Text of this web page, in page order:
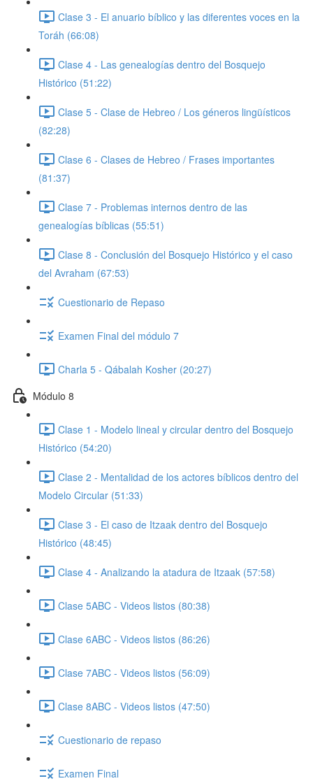
Clase 3 - El anuario bíblico y las diferentes voces en la
Toráh (66:08)
Clase 4 - Las genealogías dentro del Bosquejo
Histórico (51:22)
Clase 5 - Clase de Hebreo / Los géneros lingüísticos
(82:28)
Clase 6 - Clases de Hebreo / Frases importantes
(81:37)
Clase 7 - Problemas internos dentro de las
genealogías bíblicas (55:51)
Clase 8 - Conclusión del Bosquejo Histórico y el caso
del Avraham (67:53)
Cuestionario de Repaso
Examen Final del módulo 7
Charla 5 - Qábalah Kosher (20:27)
Módulo 8
Clase 1 - Modelo lineal y circular dentro del Bosquejo
Histórico (54:20)
Clase 2 - Mentalidad de los actores bíblicos dentro del
Modelo Circular (51:33)
Clase 3 - El caso de Itzaak dentro del Bosquejo
Histórico (48:45)
Clase 4 - Analizando la atadura de Itzaak (57:58)
Clase 5ABC - Videos listos (80:38)
Clase 6ABC - Videos listos (86:26)
Clase 7ABC - Videos listos (56:09)
Clase 8ABC - Videos listos (47:50)
Cuestionario de repaso
Examen Final